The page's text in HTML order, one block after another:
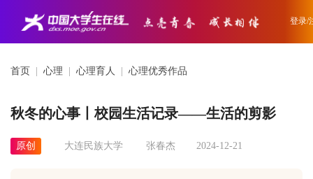
登录/
首页 心理 心理育人 心理优秀作品
秋冬的心事丨校园生活记录——生活的剪影
原创 大连民族大学 张春杰 2024-12-21